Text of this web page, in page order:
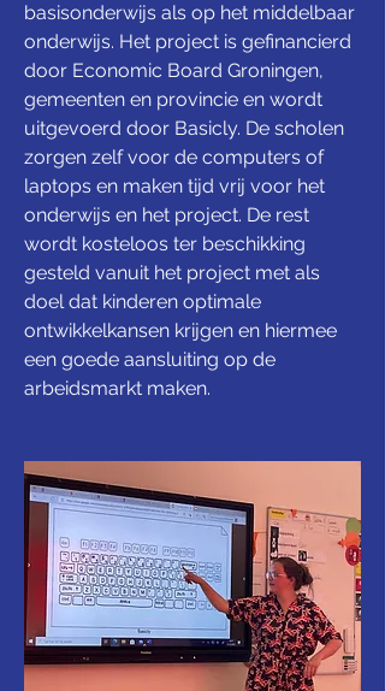
basisonderwijs als op het middelbaar
onderwijs. Het project is gefinancierd
door Economic Board Groningen,
gemeenten en provincie en wordt
uitgevoerd door Basicly. De scholen
zorgen zelf voor de computers of
laptops en maken tijd vrij voor het
onderwijs en het project. De rest
wordt kosteloos ter beschikking
gesteld vanuit het project met als
doel dat kinderen optimale
ontwikkelkansen krijgen en hiermee
een goede aansluiting op de
arbeidsmarkt maken.